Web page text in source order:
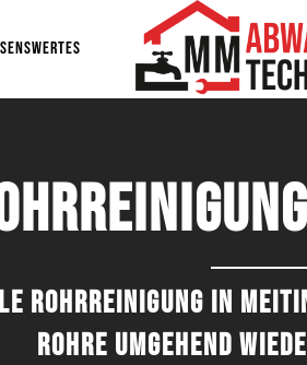
Rohrreinigung in
Rohre umgehend